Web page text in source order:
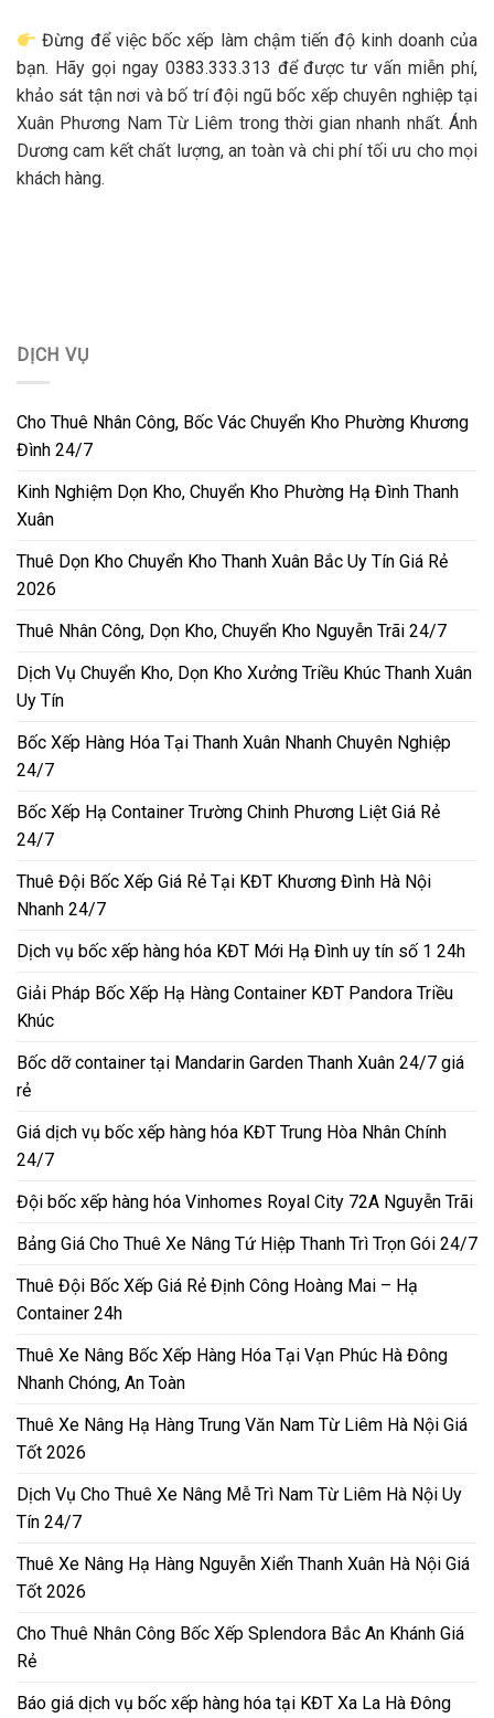
Đừng để việc bốc xếp làm chậm tiến độ kinh doanh của
bạn. Hãy gọi ngay 0383.333.313 để được tư vấn miễn phí,
khảo sát tận nơi và bố trí đội ngũ bốc xếp chuyên nghiệp tại
Xuân Phương Nam Từ Liêm trong thời gian nhanh nhất. Ánh
Dương cam kết chất lượng, an toàn và chi phí tối ưu cho mọi
khách hàng.
DỊCH VỤ
Cho Thuê Nhân Công, Bốc Vác Chuyển Kho Phường Khương
Đình 24/7
Kinh Nghiệm Dọn Kho, Chuyển Kho Phường Hạ Đình Thanh
Xuân
Thuê Dọn Kho Chuyển Kho Thanh Xuân Bắc Uy Tín Giá Rẻ
2026
Thuê Nhân Công, Dọn Kho, Chuyển Kho Nguyễn Trãi 24/7
Dịch Vụ Chuyển Kho, Dọn Kho Xưởng Triều Khúc Thanh Xuân
Uy Tín
Bốc Xếp Hàng Hóa Tại Thanh Xuân Nhanh Chuyên Nghiệp
24/7
Bốc Xếp Hạ Container Trường Chinh Phương Liệt Giá Rẻ
24/7
Thuê Đội Bốc Xếp Giá Rẻ Tại KĐT Khương Đình Hà Nội
Nhanh 24/7
Dịch vụ bốc xếp hàng hóa KĐT Mới Hạ Đình uy tín số 1 24h
Giải Pháp Bốc Xếp Hạ Hàng Container KĐT Pandora Triều
Khúc
Bốc dỡ container tại Mandarin Garden Thanh Xuân 24/7 giá
rẻ
Giá dịch vụ bốc xếp hàng hóa KĐT Trung Hòa Nhân Chính
24/7
Đội bốc xếp hàng hóa Vinhomes Royal City 72A Nguyễn Trãi
Bảng Giá Cho Thuê Xe Nâng Tứ Hiệp Thanh Trì Trọn Gói 24/7
Thuê Đội Bốc Xếp Giá Rẻ Định Công Hoàng Mai – Hạ
Container 24h
Thuê Xe Nâng Bốc Xếp Hàng Hóa Tại Vạn Phúc Hà Đông
Nhanh Chóng, An Toàn
Thuê Xe Nâng Hạ Hàng Trung Văn Nam Từ Liêm Hà Nội Giá
Tốt 2026
Dịch Vụ Cho Thuê Xe Nâng Mễ Trì Nam Từ Liêm Hà Nội Uy
Tín 24/7
Thuê Xe Nâng Hạ Hàng Nguyễn Xiển Thanh Xuân Hà Nội Giá
Tốt 2026
Cho Thuê Nhân Công Bốc Xếp Splendora Bắc An Khánh Giá
Rẻ
Báo giá dịch vụ bốc xếp hàng hóa tại KĐT Xa La Hà Đông